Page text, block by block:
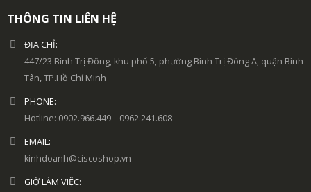
THÔNG TIN LIÊN HỆ
ĐỊA CHỈ:
447/23 Bình Trị Đông, khu phố 5, phường Bình Trị Đông A, quận Bình
Tân, TP.Hồ Chí Minh
PHONE:
Hotline: 0902.966.449 – 0962.241.608
EMAIL:
kinhdoanh@ciscoshop.vn
GIỜ LÀM VIỆC: